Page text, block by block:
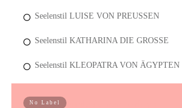
Seelenstil LUISE VON PREUSSEN
Seelenstil KATHARINA DIE GROSSE
Seelenstil KLEOPATRA VON ÄGYPTEN
No Label